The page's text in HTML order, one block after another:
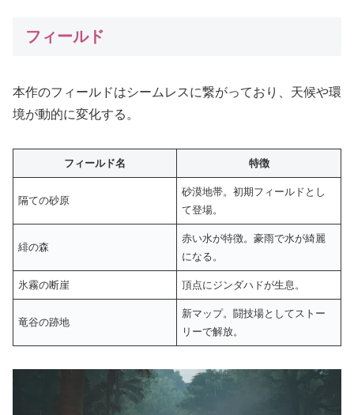
フィールド
本作のフィールドはシームレスに繋がっており、天候や環
境が動的に変化する。
フィールド名 特徴
隔ての砂原
砂漠地帯。初期フィールドとし
て登場。
緋の森
赤い水が特徴。豪雨で水が綺麗
になる。
氷霧の断崖 頂点にジンダハドが生息。
竜谷の跡地
新マップ。闘技場としてストー
リーで解放。